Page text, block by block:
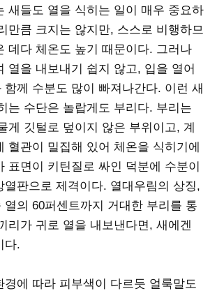
새들도 열을 식히는 일이 매우 중요하
만큼 크지는 않지만, 스스로 비행하므
데다 체온도 높기 때문이다. 그러나
열을 내보내기 쉽지 않고, 입을 열어
함께 수분도 많이 빠져나간다. 이런 새
는 수단은 놀랍게도 부리다. 부리는
게 깃털로 덮이지 않은 부위이고, 계
혈관이 밀집해 있어 체온을 식히기에
표면이 키틴질로 싸인 덕분에 수분이
열판으로 제격이다. 열대우림의 상징,
열의 60퍼센트까지 거대한 부리를 통
리가 귀로 열을 내보낸다면, 새에겐
다.
경에 따라 피부색이 다르듯 얼룩말도